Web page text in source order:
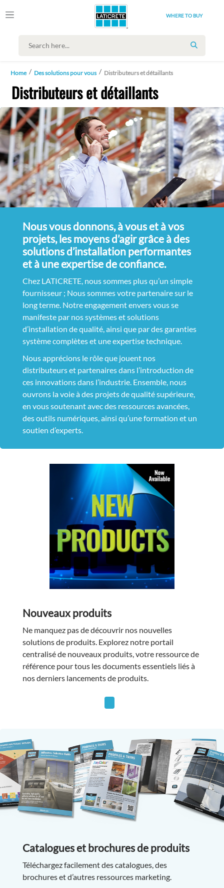
WHERE TO BUY
SEARCH
Home Des solutions pour vous Distributeurs et détaillants
Distributeurs et détaillants
Nous vous donnons, à vous et à vos
projets, les moyens d’agir grâce à des
solutions d’installation performantes
et à une expertise de confiance.
Chez LATICRETE, nous sommes plus qu’un simple
fournisseur ; Nous sommes votre partenaire sur le
long terme. Notre engagement envers vous se
manifeste par nos systèmes et solutions
d’installation de qualité, ainsi que par des garanties
système complètes et une expertise technique.
Nous apprécions le rôle que jouent nos
distributeurs et partenaires dans l’introduction de
ces innovations dans l’industrie. Ensemble, nous
ouvrons la voie à des projets de qualité supérieure,
en vous soutenant avec des ressources avancées,
des outils numériques, ainsi qu’une formation et un
soutien d’experts.
Nouveaux produits
Ne manquez pas de découvrir nos nouvelles
solutions de produits. Explorez notre portail
centralisé de nouveaux produits, votre ressource de
référence pour tous les documents essentiels liés à
nos derniers lancements de produits.
Catalogues et brochures de produits
Téléchargez facilement des catalogues, des
brochures et d’autres ressources marketing.